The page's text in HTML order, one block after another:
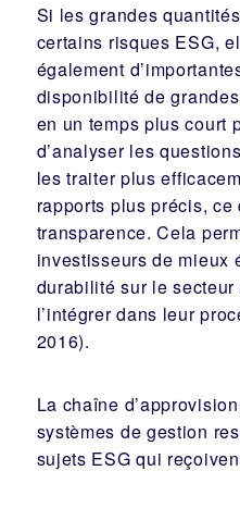
Si les grandes
certains risques ESG,
également
disponibilité de
en un temps plus court
d’analyser les
les traiter plus
rapports plus précis,
transparence. Cela
investisseurs de mieux
durabilité sur le secteur
l’intégrer dans leur
2016).
La chaîne
systèmes de gestion
sujets ESG qui